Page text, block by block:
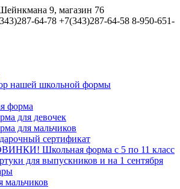
9, магазин 76
64-78 +7(343)287-64-58 8-950-651-
нашей школьной формы
форма
для девочек
для мальчиков
сертификат
Школьная форма с 5 по 11 класс
для выпускников и на 1 сентября
мальчиков